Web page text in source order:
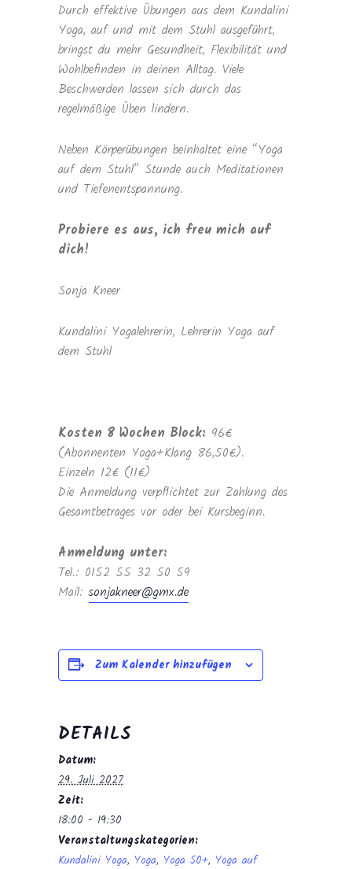
Durch effektive Übungen aus dem Kundalini
Yoga, auf und mit dem Stuhl ausgeführt,
bringst du mehr Gesundheit, Flexibilität und
Wohlbefinden in deinen Alltag. Viele
Beschwerden lassen sich durch das
regelmäßige Üben lindern.
Neben Körperübungen beinhaltet eine “Yoga
auf dem Stuhl” Stunde auch Meditationen
und Tiefenentspannung.
Probiere es aus, ich freu mich auf
dich!
Sonja Kneer
Kundalini Yogalehrerin, Lehrerin Yoga auf
dem Stuhl
Kosten 8 Wochen Block: 96€
(Abonnenten Yoga+Klang 86,50€).
Einzeln 12€ (11€)
Die Anmeldung verpflichtet zur Zahlung des
Gesamtbetrages vor oder bei Kursbeginn.
Anmeldung unter:
Tel.: 0152 55 32 50 59
Mail:sonjakneer@gmx.de
Zum Kalender hinzufügen
DETAILS
Datum:
29. Juli 2027
Zeit:
18:00 - 19:30
Veranstaltungskategorien:
Kundalini Yoga, Yoga, Yoga 50+, Yoga auf